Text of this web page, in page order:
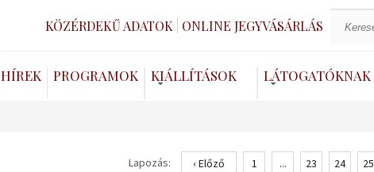
KÖZÉRDEKŰ ADATOK ONLINE JEGYVÁSÁRLÁS
HÍREK PROGRAMOK KIÁLLÍTÁSOK LÁTOGATÓKNAK
Lapozás: ‹ Előző 1 ... 23 24 25